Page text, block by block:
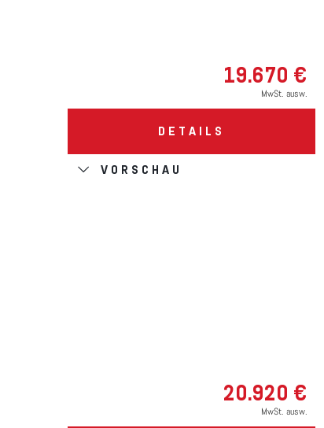
19.670 €
MwSt. ausw.
DETAILS
VORSCHAU
20.920 €
MwSt. ausw.